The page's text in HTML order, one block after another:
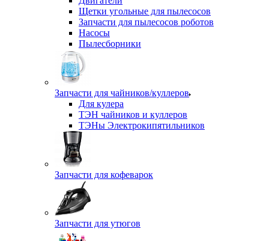
Щетки угольные для пылесосов
Запчасти для пылесосов роботов
Насосы
Пылесборники
Запчасти для чайников/куллеров
Для кулера
ТЭН чайников и куллеров
ТЭНы Электрокипятильников
Запчасти для кофеварок
Запчасти для утюгов